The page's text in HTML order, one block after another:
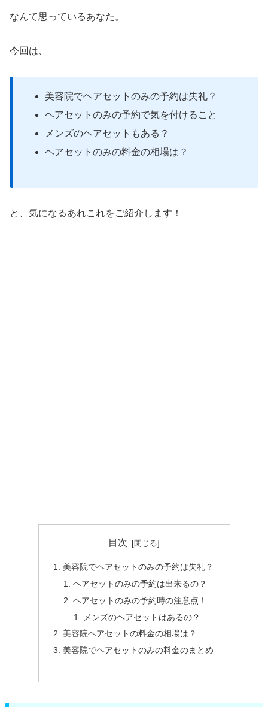
なんて思っているあなた。
今回は、
美容院でヘアセットのみの予約は失礼？
ヘアセットのみの予約で気を付けること
メンズのヘアセットもある？
ヘアセットのみの料金の相場は？
と、気になるあれこれをご紹介します！
目次
美容院でヘアセットのみの予約は失礼？
ヘアセットのみの予約は出来るの？
ヘアセットのみの予約時の注意点！
メンズのヘアセットはあるの？
美容院ヘアセットの料金の相場は？
美容院でヘアセットのみの料金のまとめ